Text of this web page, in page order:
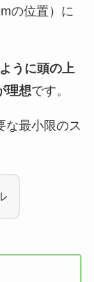
の位置）に
うに頭の上
理想です。
な最小限のス